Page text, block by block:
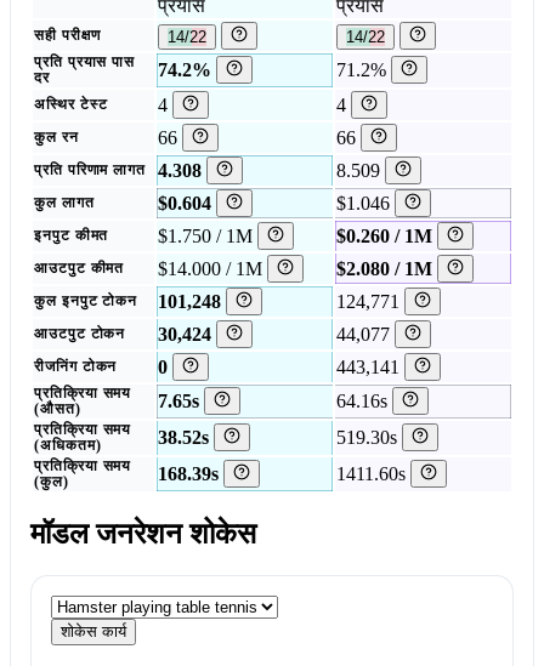
प्रयास
प्रयास
सही परीक्षण 14/22 14/22
प्रति प्रयास पास
दर
74.2% 71.2%
अस्थिर टेस्ट 4 4
कुल रन 66 66
प्रति परिणाम लागत 4.308 8.509
कुल लागत $0.604 $1.046
इनपुट कीमत $1.750 / 1M $0.260 / 1M
आउटपुट कीमत $14.000 / 1M $2.080 / 1M
कुल इनपुट टोकन 101,248 124,771
आउटपुट टोकन 30,424 44,077
रीजनिंग टोकन 0 443,141
प्रतिक्रिया समय
(औसत)
7.65s 64.16s
प्रतिक्रिया समय
(अधिकतम)
38.52s 519.30s
प्रतिक्रिया समय
(कुल)
168.39s 1411.60s
मॉडल जनरेशन शोकेस
शोकेस कार्य